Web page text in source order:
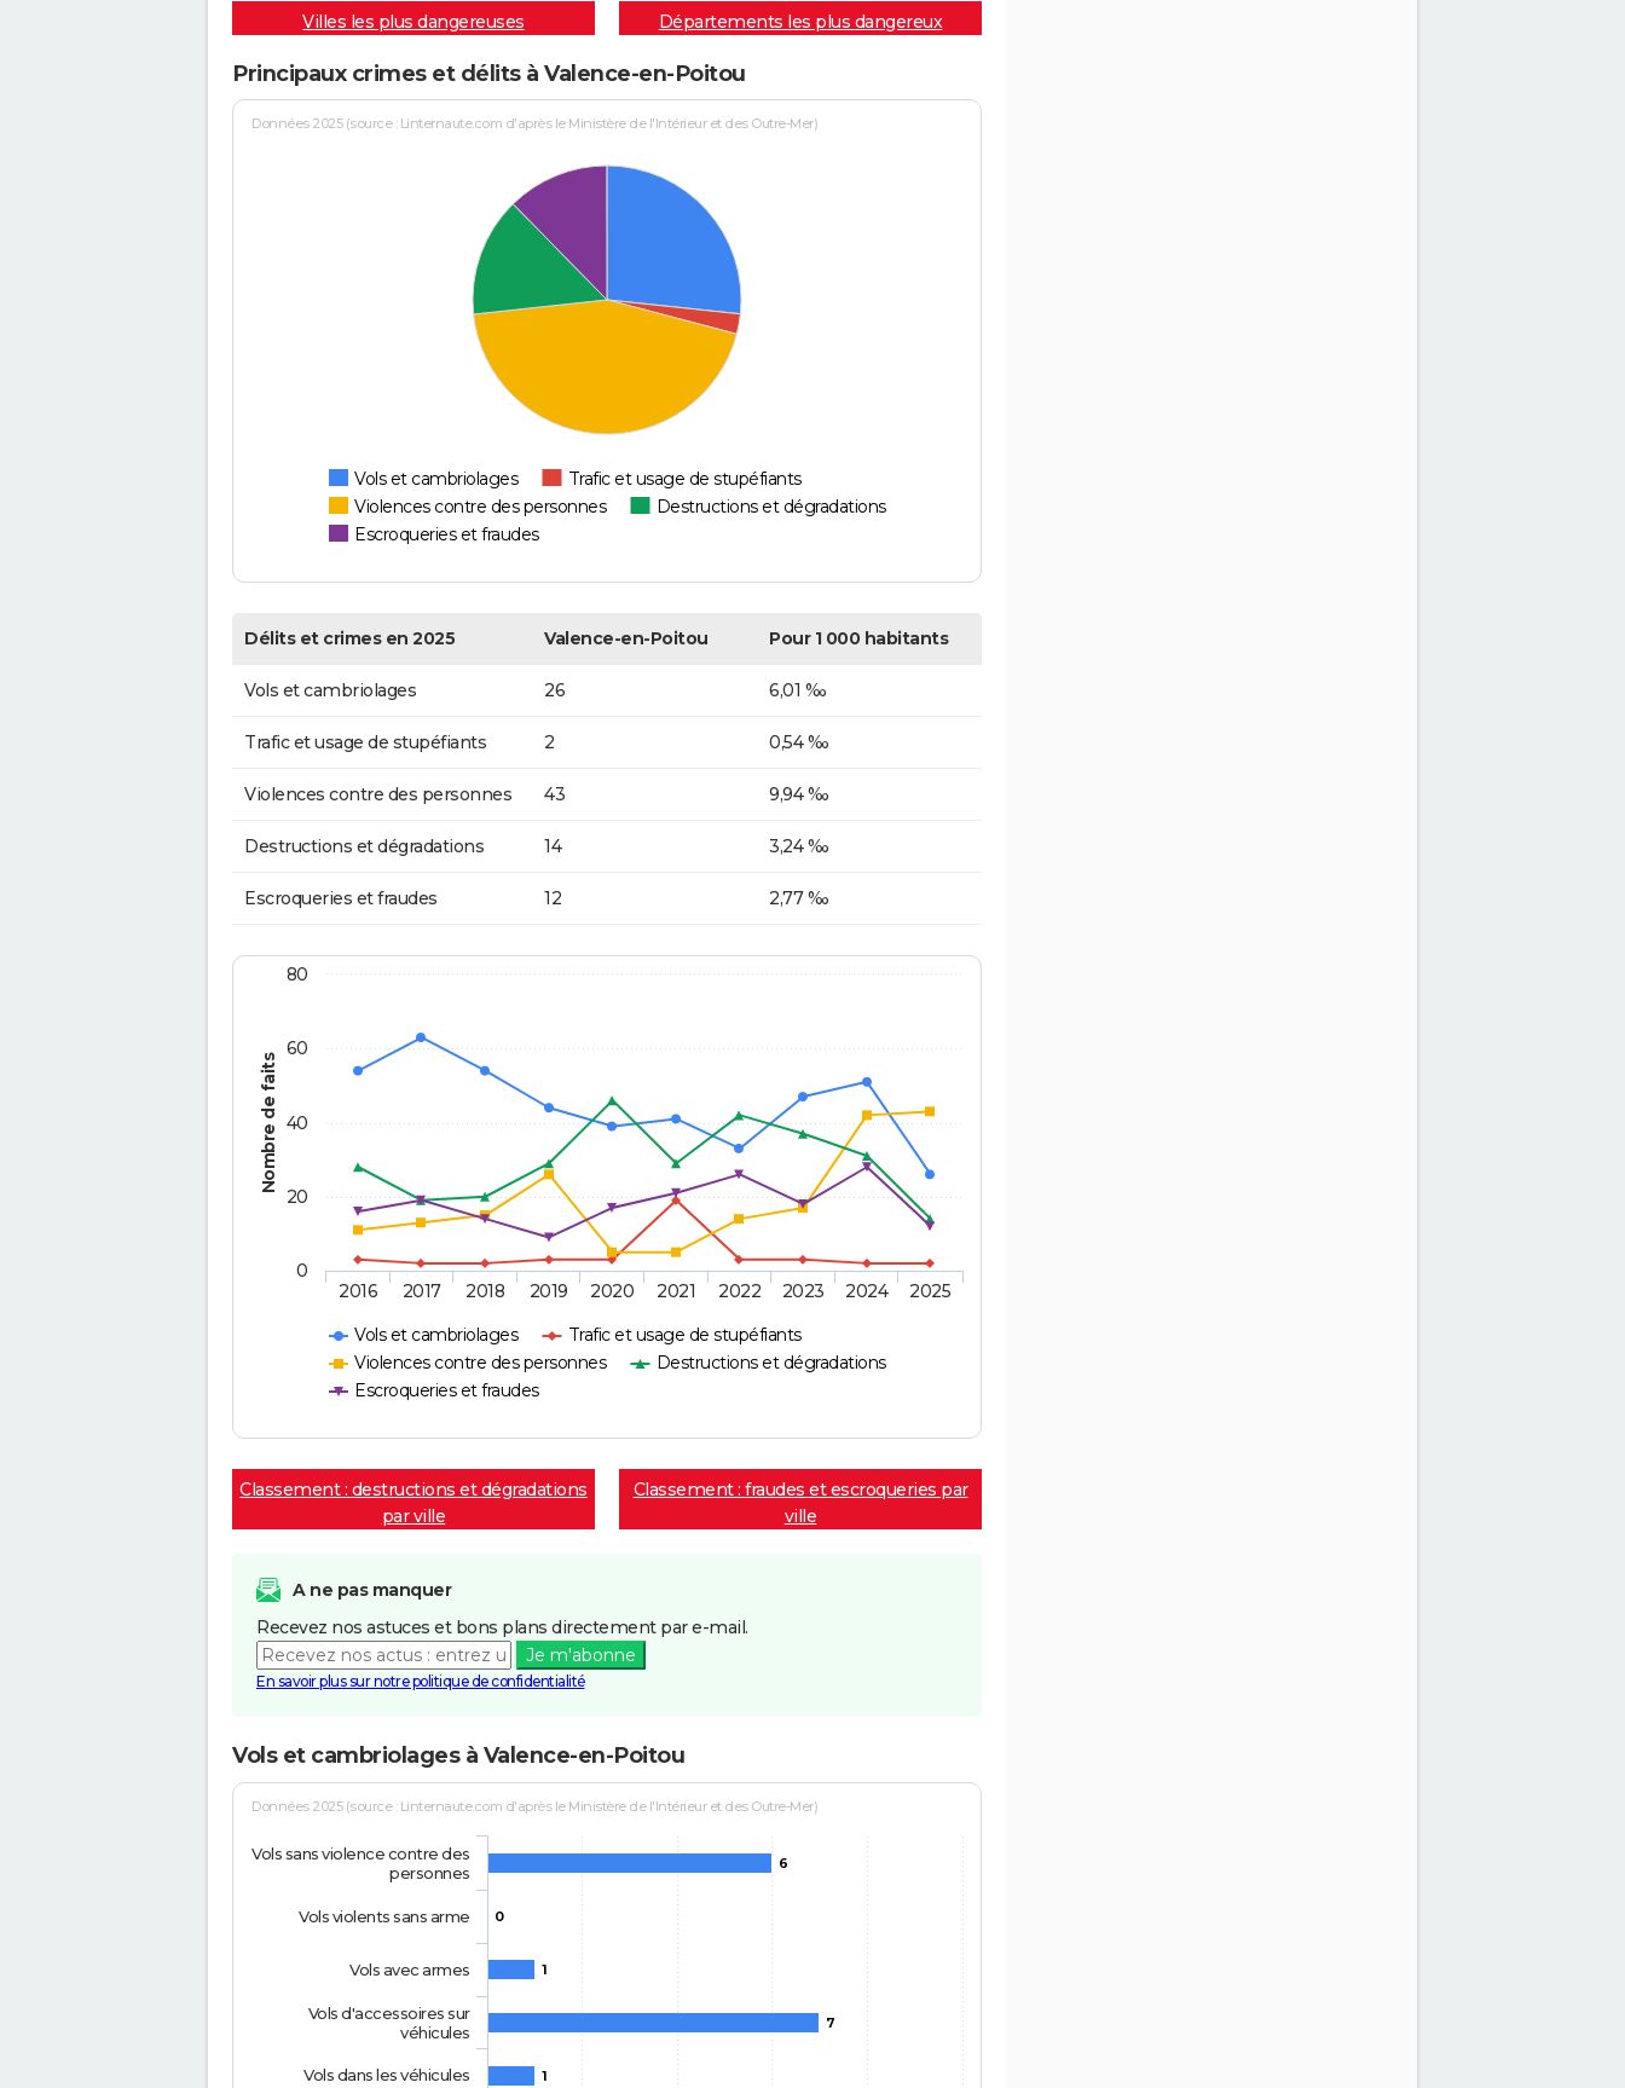
Villes les plus dangereuses Départements les plus dangereux
Principaux crimes et délits à Valence-en-Poitou
Données 2025 (source : Linternaute.com d'après le Ministère de l'Intérieur et des Outre-Mer)
Vols et cambriolages
Trafic et usage de stupéfiants
Violences contre des personnes
Destructions et dégradations
Escroqueries et fraudes
Délits et crimes en 2025 Valence-en-Poitou Pour 1 000 habitants
Vols et cambriolages 26 6,01 ‰
Trafic et usage de stupéfiants 2 0,54 ‰
Violences contre des personnes 43 9,94 ‰
Destructions et dégradations 14 3,24 ‰
Escroqueries et fraudes 12 2,77 ‰
Nombre de faits
Vols et cambriolages
Trafic et usage de stupéfiants
Violences contre des personnes
Destructions et dégradations
Escroqueries et fraudes
2016 2017 2018 2019 2020 2021 2022 2023 2024 2025
0
20
40
60
80
Classement : destructions et dégradations
par ville
Classement : fraudes et escroqueries par
ville
A ne pas manquer
Recevez nos astuces et bons plans directement par e-mail.
Je m'abonne
En savoir plus sur notre politique de confidentialité
Vols et cambriolages à Valence-en-Poitou
Données 2025 (source : Linternaute.com d'après le Ministère de l'Intérieur et des Outre-Mer)
6
0
1
7
1
Vols sans violence contre des
personnes
Vols violents sans arme
Vols avec armes
Vols d'accessoires sur
véhicules
Vols dans les véhicules